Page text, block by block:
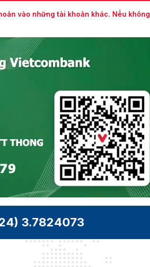
vào những tài khoản khác. Nếu không
3.7824073